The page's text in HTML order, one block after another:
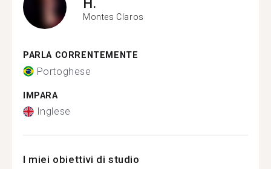
Montes Claros
PARLA CORRENTEMENTE
Portoghese
IMPARA
Inglese
I miei obiettivi di studio